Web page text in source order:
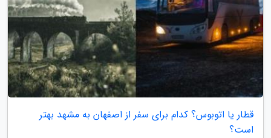
قطار یا اتوبوس؟ کدام برای سفر از اصفهان به مشهد بهتر
است؟